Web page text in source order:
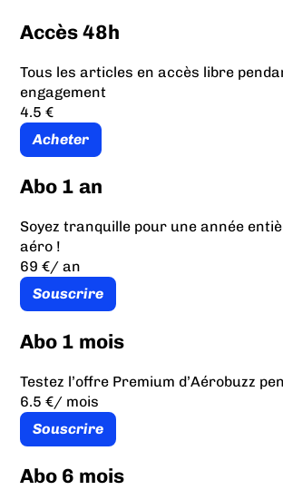
Accès 48h
Tous les articles en accès libre
engagement
4.5 €
Acheter
Abo 1 an
Soyez tranquille pour une année
aéro !
69 €/ an
Souscrire
Abo 1 mois
Testez l’offre Premium d’Aérobuzz
6.5 €/ mois
Souscrire
Abo 6 mois